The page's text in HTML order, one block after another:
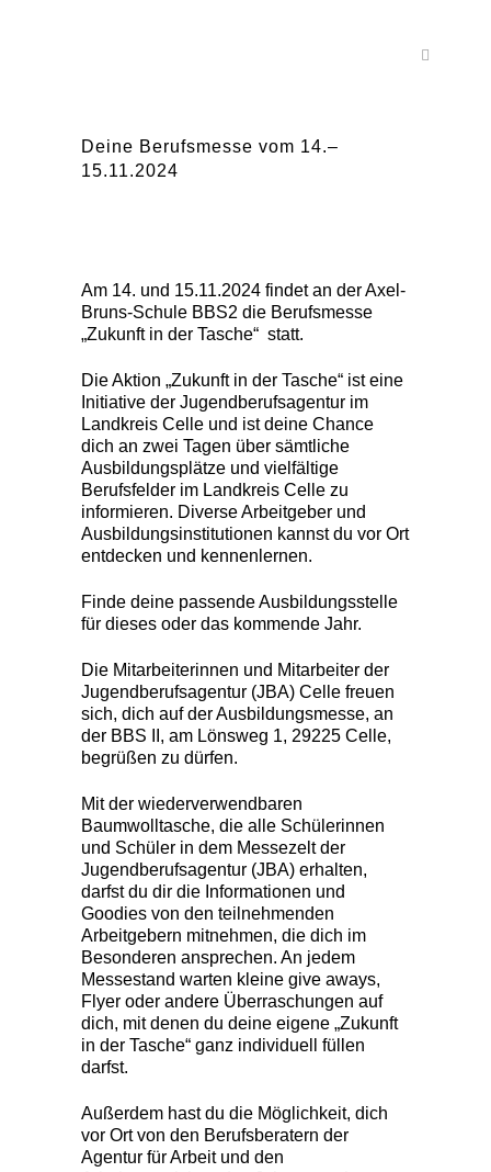
Deine Berufsmesse vom 14.–
15.11.2024
Am 14. und 15.11.2024 findet an der Axel-
Bruns-Schule BBS2 die Berufsmesse
„Zukunft in der Tasche“ statt.
Die Aktion „Zukunft in der Tasche“ ist eine
Initiative der Jugendberufsagentur im
Landkreis Celle und ist deine Chance
dich an zwei Tagen über sämtliche
Ausbildungsplätze und vielfältige
Berufsfelder im Landkreis Celle zu
informieren. Diverse Arbeitgeber und
Ausbildungsinstitutionen kannst du vor Ort
entdecken und kennenlernen.
Finde deine passende Ausbildungsstelle
für dieses oder das kommende Jahr.
Die Mitarbeiterinnen und Mitarbeiter der
Jugendberufsagentur (JBA) Celle freuen
sich, dich auf der Ausbildungsmesse, an
der BBS II, am Lönsweg 1, 29225 Celle,
begrüßen zu dürfen.
Mit der wiederverwendbaren
Baumwolltasche, die alle Schülerinnen
und Schüler in dem Messezelt der
Jugendberufsagentur (JBA) erhalten,
darfst du dir die Informationen und
Goodies von den teilnehmenden
Arbeitgebern mitnehmen, die dich im
Besonderen ansprechen. An jedem
Messestand warten kleine give aways,
Flyer oder andere Überraschungen auf
dich, mit denen du deine eigene „Zukunft
in der Tasche“ ganz individuell füllen
darfst.
Außerdem hast du die Möglichkeit, dich
vor Ort von den Berufsberatern der
Agentur für Arbeit und den